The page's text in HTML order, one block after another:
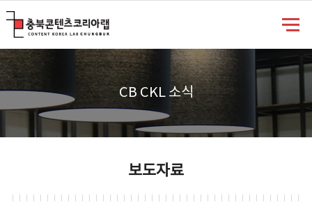
CB CKL 소식
보도자료